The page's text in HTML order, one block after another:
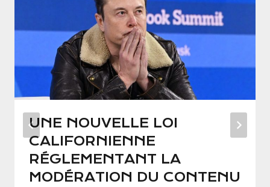
UNE NOUVELLE LOI
CALIFORNIENNE
RÉGLEMENTANT LA
MODÉRATION DU CONTENU